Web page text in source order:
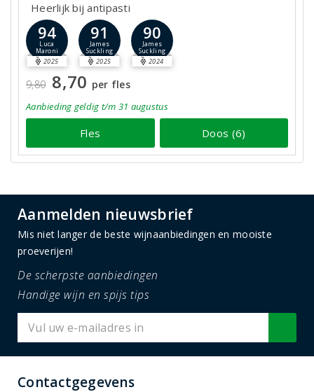
Heerlijk bij antipasti
94
Luca
Maroni
2025
91
James
Suckling
2025
90
James
Suckling
2024
9,80 8,70 per fles
Aanbieding geldig t/m 31 augustus
Fles Doos (6)
Aanmelden nieuwsbrief
Mis niet langer de beste wijnaanbiedingen en mooiste
proeverijen!
De scherpste aanbiedingen
Handige wijn en spijs tips
Contactgegevens